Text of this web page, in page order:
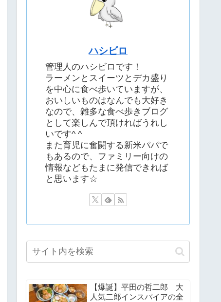
ハシビロ
管理人のハシビロです！
ラーメンとスイーツとデカ盛り
を中心に食べ歩いていますが、
おいしいものはなんでも大好き
なので、雑多な食べ歩きブログ
として楽しんで頂ければうれし
いです^ ^
また育児に奮闘する新米パパで
もあるので、ファミリー向けの
情報などもたまに発信できれば
と思います☆
【爆誕】平田の哲二郎 大
人気二郎インスパイアの全